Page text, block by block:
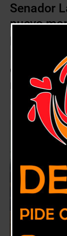
Senador
nuevo
para la
de enviar
12 marzo, 2018